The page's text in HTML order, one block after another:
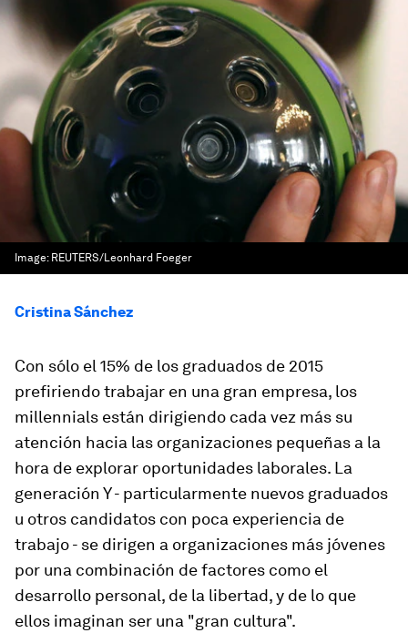
Image: REUTERS/Leonhard Foeger
Cristina Sánchez
Con sólo el 15% de los graduados de 2015
prefiriendo trabajar en una gran empresa, los
millennials están dirigiendo cada vez más su
atención hacia las organizaciones pequeñas a la
hora de explorar oportunidades laborales. La
generación Y - particularmente nuevos graduados
u otros candidatos con poca experiencia de
trabajo - se dirigen a organizaciones más jóvenes
por una combinación de factores como el
desarrollo personal, de la libertad, y de lo que
ellos imaginan ser una "gran cultura".